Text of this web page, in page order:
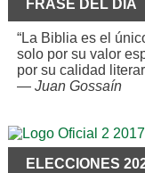
FRASE DEL DÍA
“La Biblia es el
solo por su valor
por su calidad
— Juan Gossaín
ELECCIONES